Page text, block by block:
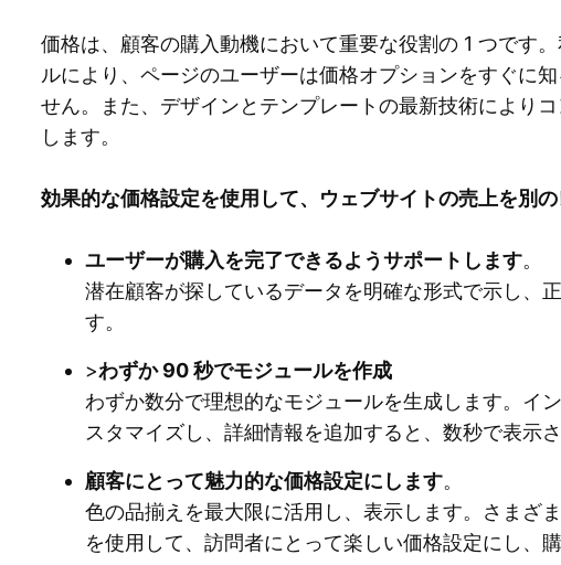
価格は、顧客の購入動機において重要な役割の 1 つです
ルにより、ページのユーザーは価格オプションをすぐに
せん。また、デザインとテンプレートの最新技術により
します。
効果的な価格設定を使用して、ウェブサイトの売上を別の
ユーザーが購入を完了できるようサポートします。
潜在顧客が探しているデータを明確な形式で示し、
す。
>わずか 90 秒でモジュールを作成
わずか数分で理想的なモジュールを生成します。イ
スタマイズし、詳細情報を追加すると、数秒で表示さ
顧客にとって魅力的な価格設定にします。
色の品揃えを最大限に活用し、表示します。さまざ
を使用して、訪問者にとって楽しい価格設定にし、